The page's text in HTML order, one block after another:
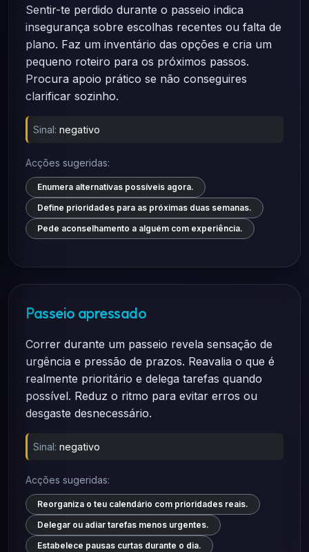
Sentir-te perdido durante o passeio indica
insegurança sobre escolhas recentes ou falta de
plano. Faz um inventário das opções e cria um
pequeno roteiro para os próximos passos.
Procura apoio prático se não conseguires
clarificar sozinho.
Sinal: negativo
Acções sugeridas:
Enumera alternativas possíveis agora.
Define prioridades para as próximas duas semanas.
Pede aconselhamento a alguém com experiência.
Passeio apressado
Correr durante um passeio revela sensação de
urgência e pressão de prazos. Reavalia o que é
realmente prioritário e delega tarefas quando
possível. Reduz o ritmo para evitar erros ou
desgaste desnecessário.
Sinal: negativo
Acções sugeridas:
Reorganiza o teu calendário com prioridades reais.
Delegar ou adiar tarefas menos urgentes.
Estabelece pausas curtas durante o dia.